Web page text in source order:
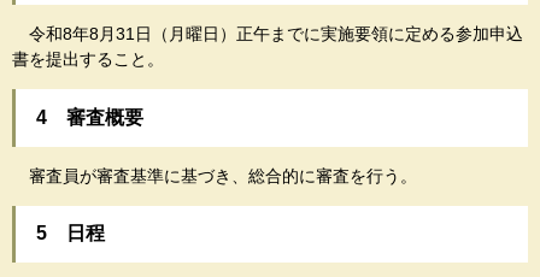
令和8年8月31日（月曜日）正午までに実施要領に定める参加申込
書を提出すること。
4 審査概要
審査員が審査基準に基づき、総合的に審査を行う。
5 日程